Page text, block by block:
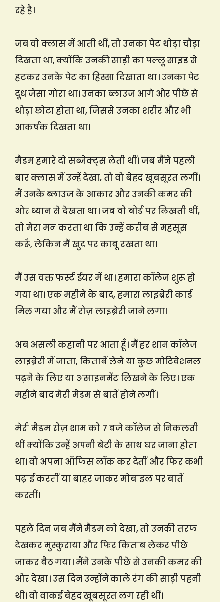
रहे है।
जब वो क्लास में आती थीं, तो उनका पेट थोड़ा चौड़ा
दिखता था, क्योंकि उनकी साड़ी का पल्लू साइड से
हटकर उनके पेट का हिस्सा दिखाता था। उनका पेट
दूध जैसा गोरा था। उनका ब्लाउज आगे और पीछे से
थोड़ा छोटा होता था, जिससे उनका शरीर और भी
आकर्षक दिखता था।
मैडम हमारे दो सब्जेक्ट्स लेती थीं। जब मैंने पहली
बार क्लास में उन्हें देखा, तो वो बेहद खूबसूरत लगीं।
मैं उनके ब्लाउज के आकार और उनकी कमर की
ओर ध्यान से देखता था। जब वो बोर्ड पर लिखती थीं,
तो मेरा मन करता था कि उन्हें करीब से महसूस
करूँ, लेकिन मैं खुद पर काबू रखता था।
मैं उस वक्त फर्स्ट ईयर में था। हमारा कॉलेज शुरू हो
गया था। एक महीने के बाद, हमारा लाइब्रेरी कार्ड
मिल गया और मैं रोज़ लाइब्रेरी जाने लगा।
अब असली कहानी पर आता हूँ। मैं हर शाम कॉलेज
लाइब्रेरी में जाता, किताबें लेने या कुछ मोटिवेशनल
पढ़ने के लिए या असाइनमेंट लिखने के लिए। एक
महीने बाद मेरी मैडम से बातें होने लगीं।
मेरी मैडम रोज़ शाम को 7 बजे कॉलेज से निकलती
थीं क्योंकि उन्हें अपनी बेटी के साथ घर जाना होता
था। वो अपना ऑफिस लॉक कर देतीं और फिर कभी
पढ़ाई करतीं या बाहर जाकर मोबाइल पर बातें
करतीं।
पहले दिन जब मैंने मैडम को देखा, तो उनकी तरफ
देखकर मुस्कुराया और फिर किताब लेकर पीछे
जाकर बैठ गया। मैंने उनके पीछे से उनकी कमर की
ओर देखा। उस दिन उन्होंने काले रंग की साड़ी पहनी
थी। वो वाकई बेहद खूबसूरत लग रही थीं।